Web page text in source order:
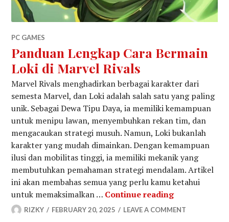
PC GAMES
Panduan Lengkap Cara Bermain
Loki di Marvel Rivals
Marvel Rivals menghadirkan berbagai karakter dari
semesta Marvel, dan Loki adalah salah satu yang paling
unik. Sebagai Dewa Tipu Daya, ia memiliki kemampuan
untuk menipu lawan, menyembuhkan rekan tim, dan
mengacaukan strategi musuh. Namun, Loki bukanlah
karakter yang mudah dimainkan. Dengan kemampuan
ilusi dan mobilitas tinggi, ia memiliki mekanik yang
membutuhkan pemahaman strategi mendalam. Artikel
ini akan membahas semua yang perlu kamu ketahui
untuk memaksimalkan … Continue readingPanduan
RIZKY FEBRUARY 20, 2025 LEAVE A COMMENT